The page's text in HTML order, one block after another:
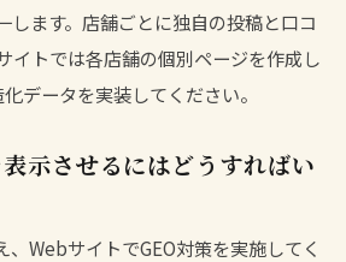
します。店舗ごとに独自の投稿と口コ
イトでは各店舗の個別ページを作成し
データを実装してください。
示させるにはどうすればい
、WebサイトでGEO対策を実施してく